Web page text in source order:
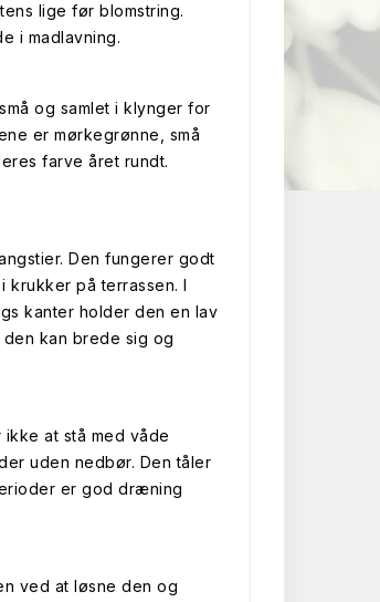
lige før blomstring.
i madlavning.
og samlet i klynger for
er mørkegrønne, små
farve året rundt.
Den fungerer godt
krukker på terrassen. I
kanter holder den en lav
kan brede sig og
at stå med våde
uden nedbør. Den tåler
er god dræning
ved at løsne den og